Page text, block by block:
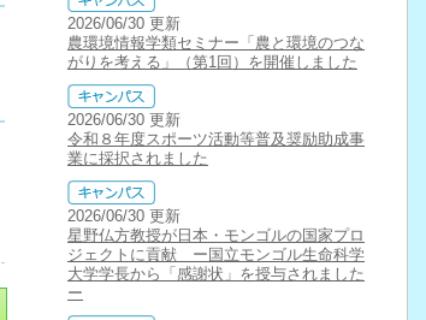
2026/06/30 更新
農環境情報学類セミナー「農と環境のつな
がりを考える」（第1回）を開催しました
2026/06/30 更新
令和８年度スポーツ活動等普及奨励助成事
業に採択されました
2026/06/30 更新
星野仏方教授が日本・モンゴルの国家プロ
ジェクトに貢献 ー国立モンゴル生命科学
大学学長から「感謝状」を授与されました
ー